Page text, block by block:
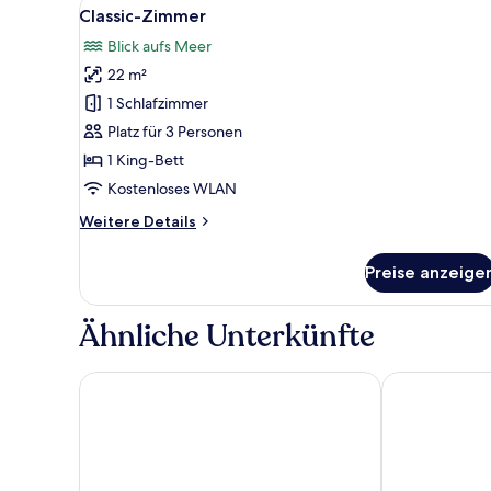
Fotos
für
Classic-
Zimmer
anzeigen
10
Classic-Zimmer
Blick aufs Meer
22 m²
1 Schlafzimmer
Platz für 3 Personen
1 King-Bett
Kostenloses WLAN
Weitere Details
Weitere
Zimmer
Preise
Ähnliche Unterkünfte
Saruhan Hotel Vera Life Hotel